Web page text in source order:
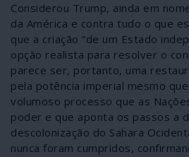
Considerou Trump, ainda em
da América e contra tudo o que
que a criação “de um Estado
opção realista para resolver o
parece ser, portanto, uma
pela potência imperial mesmo
volumoso processo que as
poder e que aponta os passos a
descolonização do Sahara
nunca foram cumpridos,